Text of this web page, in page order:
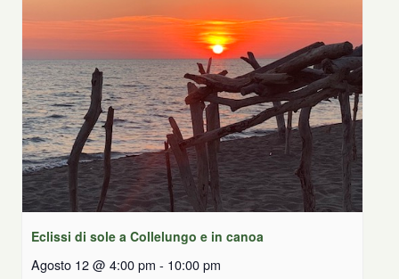
Eclissi di sole a Collelungo e in canoa
Agosto 12 @ 4:00 pm - 10:00 pm